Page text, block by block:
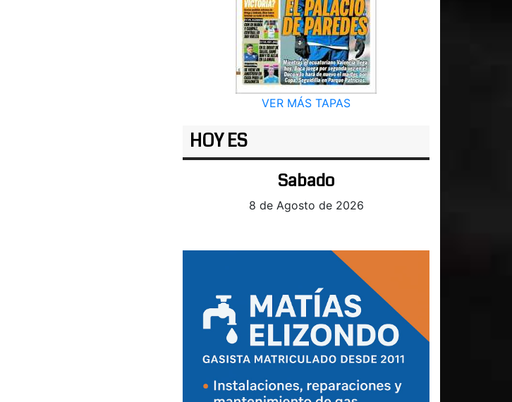
VER MÁS TAPAS
HOY ES
Sabado
8 de Agosto de 2026